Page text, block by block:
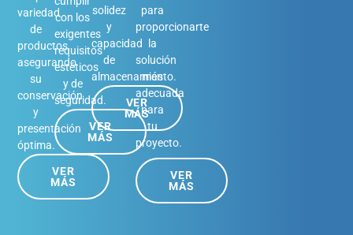
variedad
de
productos,
asegurando
su
conservación
y
presentación
óptima.
VER
MÁS
solidez
y
capacidad
de
almacenamiento.
VER
MÁS
con los
exigentes
requisitos
estéticos
y de
seguridad.
VER
MÁS
para
proporcionarte
la
solución
más
adecuada
para
tu
proyecto.
VER
MÁS